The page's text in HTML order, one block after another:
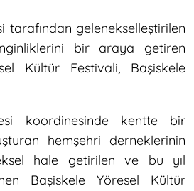
tarafından gelenekselleştirilen
bir araya getiren
Kültür Festivali, Başiskele
koordinesinde kentte bir
hemşehri derneklerinin
hale getirilen ve bu yıl
Başiskele Yöresel Kültür